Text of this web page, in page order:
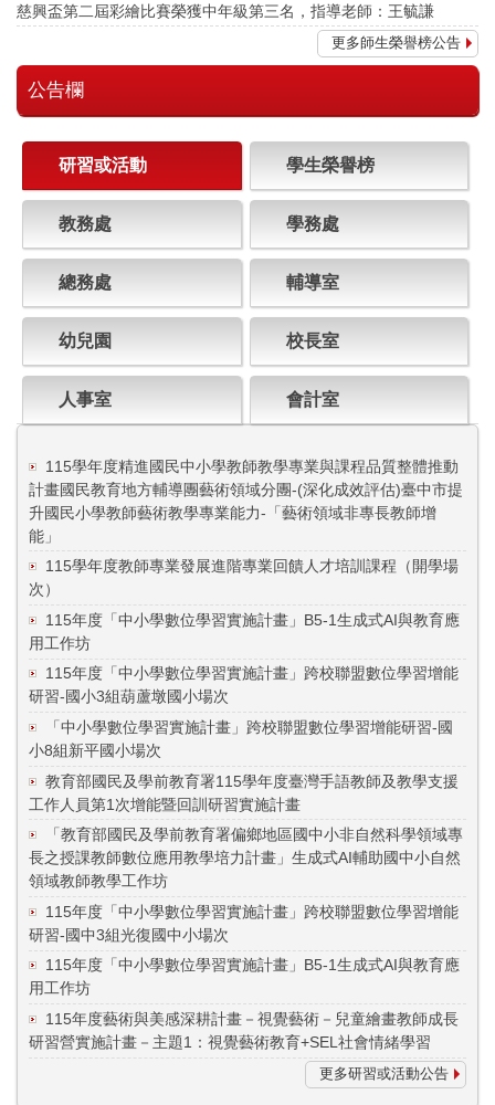
慈興盃第二屆彩繪比賽榮獲中年級第三名，指導老師：王毓謙
更多師生榮譽榜公告
公告欄
研習或活動 學生榮譽榜
教務處 學務處
總務處 輔導室
幼兒園 校長室
人事室 會計室
115學年度精進國民中小學教師教學專業與課程品質整體推動
計畫國民教育地方輔導團藝術領域分團-(深化成效評估)臺中市提
升國民小學教師藝術教學專業能力-「藝術領域非專長教師增
能」
115學年度教師專業發展進階專業回饋人才培訓課程（開學場
次）
115年度「中小學數位學習實施計畫」B5-1生成式AI與教育應
用工作坊
115年度「中小學數位學習實施計畫」跨校聯盟數位學習增能
研習-國小3組葫蘆墩國小場次
「中小學數位學習實施計畫」跨校聯盟數位學習增能研習-國
小8組新平國小場次
教育部國民及學前教育署115學年度臺灣手語教師及教學支援
工作人員第1次增能暨回訓研習實施計畫
「教育部國民及學前教育署偏鄉地區國中小非自然科學領域專
長之授課教師數位應用教學培力計畫」生成式AI輔助國中小自然
領域教師教學工作坊
115年度「中小學數位學習實施計畫」跨校聯盟數位學習增能
研習-國中3組光復國中小場次
115年度「中小學數位學習實施計畫」B5-1生成式AI與教育應
用工作坊
115年度藝術與美感深耕計畫－視覺藝術－兒童繪畫教師成長
研習營實施計畫－主題1：視覺藝術教育+SEL社會情緒學習
更多研習或活動公告